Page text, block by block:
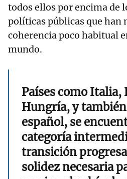
todos ellos por encima de
políticas públicas que han
coherencia poco habitual
mundo.
Países como Italia,
Hungría, y
español, se
categoría
transición
solidez necesaria